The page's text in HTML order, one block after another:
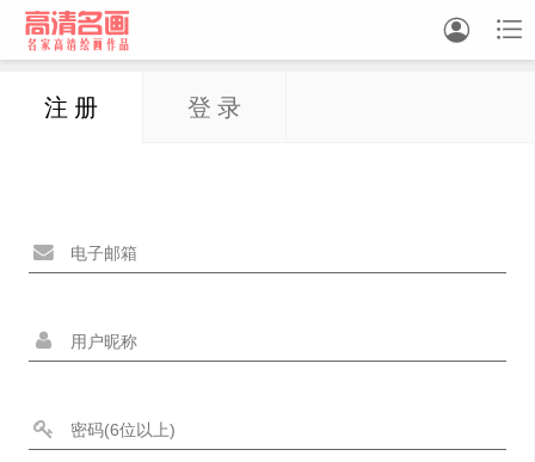


白描
书法
中国画家
注 册 登 录